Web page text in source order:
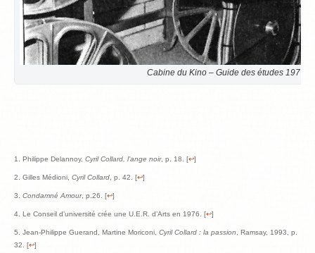
Cabine du Kino – Guide des études 1977-
Philippe Delannoy, Cyril Collard, l’ange noir, p. 18. [↩]
Gilles Médioni, Cyril Collard, p. 42. [↩]
Condamné Amour, p.26. [↩]
Le Conseil d’université crée une U.E.R. d’Arts en 1976. [↩]
Jean-Philippe Guerand, Martine Moriconi, Cyril Collard : la passion , Ramsay, 1993, p.
32. [↩]